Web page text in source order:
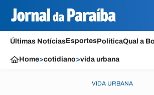
Últimas NotíciasEsportesPolíticaQual a
Home>cotidiano>vida urbana
VIDA URBANA